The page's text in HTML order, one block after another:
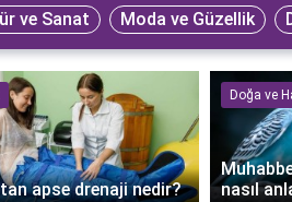
ve Sanat Moda ve Güzellik
apse drenaji nedir?
Doğa ve
nasıl